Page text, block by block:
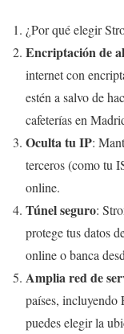
¿Por qué elegir
Encriptación de
internet con
estén a salvo de
cafeterías en
Oculta tu IP:
terceros (como tu
online.
Túnel seguro:
protege tus datos
online o banca
Amplia red de
países,
puedes elegir la